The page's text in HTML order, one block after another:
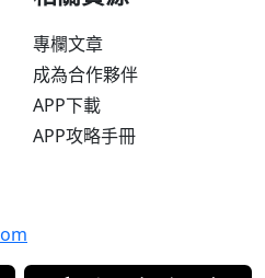
專欄文章
成為合作夥伴
APP下載
APP攻略手冊